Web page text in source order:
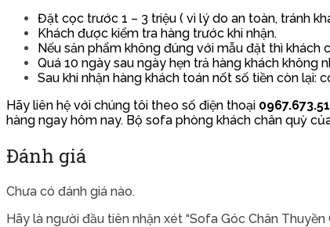
Đặt cọc trước 1 – 3 triệu ( vì lý do an toàn, tránh
Khách được kiểm tra hàng trước khi nhận.
Nếu sản phẩm không đúng với mẫu đặt thì khách
Quá 10 ngày sau ngày hẹn trả hàng khách không
Sau khi nhận hàng khách toán nốt số tiền còn lại:
Hãy liên hệ với chúng tôi theo số điện thoại
hàng ngay hôm nay. Bộ sofa phòng khách chân quỳ
Đánh giá
Chưa có đánh giá nào.
Hãy là người đầu tiên nhận xét “Sofa Góc Chân Thuyền